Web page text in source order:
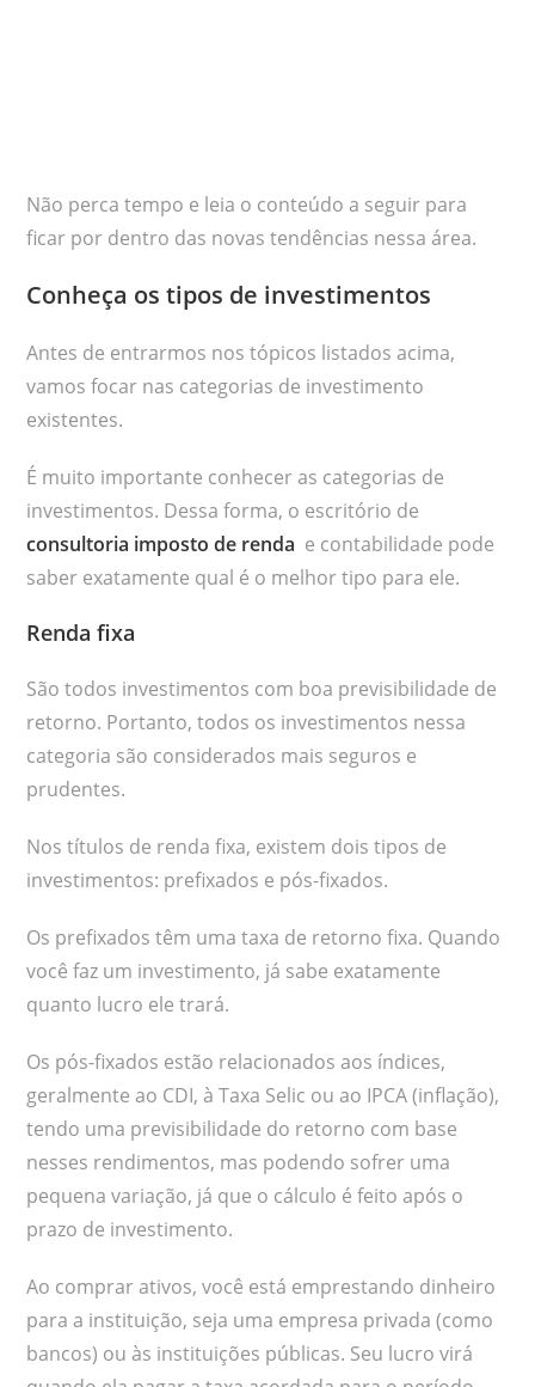
Não perca tempo e leia o conteúdo a seguir para
ficar por dentro das novas tendências nessa área.
Conheça os tipos de investimentos
Antes de entrarmos nos tópicos listados acima,
vamos focar nas categorias de investimento
existentes.
É muito importante conhecer as categorias de
investimentos. Dessa forma, o escritório de
consultoria imposto de renda e contabilidade pode
saber exatamente qual é o melhor tipo para ele.
Renda fixa
São todos investimentos com boa previsibilidade de
retorno. Portanto, todos os investimentos nessa
categoria são considerados mais seguros e
prudentes.
Nos títulos de renda fixa, existem dois tipos de
investimentos: prefixados e pós-fixados.
Os prefixados têm uma taxa de retorno fixa. Quando
você faz um investimento, já sabe exatamente
quanto lucro ele trará.
Os pós-fixados estão relacionados aos índices,
geralmente ao CDI, à Taxa Selic ou ao IPCA (inflação),
tendo uma previsibilidade do retorno com base
nesses rendimentos, mas podendo sofrer uma
pequena variação, já que o cálculo é feito após o
prazo de investimento.
Ao comprar ativos, você está emprestando dinheiro
para a instituição, seja uma empresa privada (como
bancos) ou às instituições públicas. Seu lucro virá